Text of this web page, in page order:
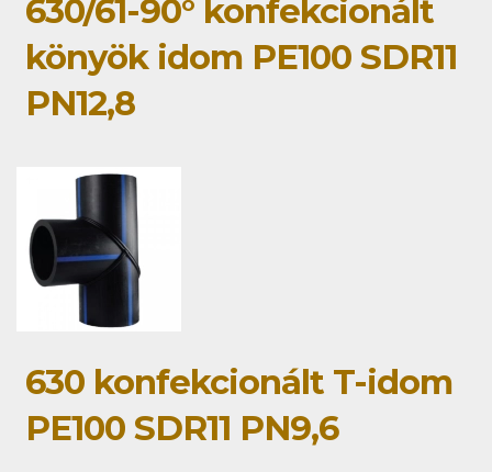
630/61-90° konfekcionált
könyök idom PE100 SDR11
PN12,8
630 konfekcionált T-idom
PE100 SDR11 PN9,6